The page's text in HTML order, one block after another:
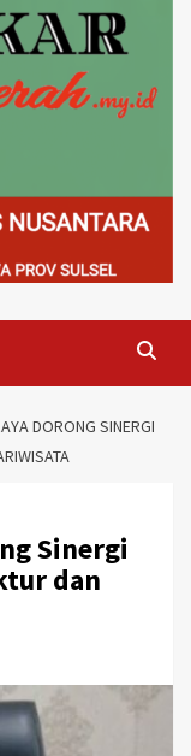
DORONG SINERGI
Sinergi
dan